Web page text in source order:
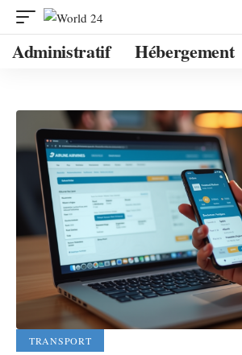
Administratif Hébergement
TRANSPORT